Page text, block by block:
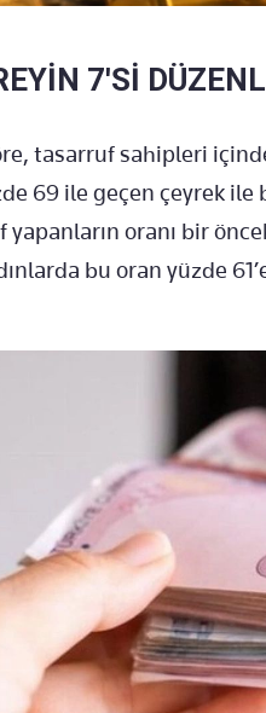
7'Sİ
tasarruf sahipleri
69 ile geçen çeyrek
oranı bir
bu oran yüzde